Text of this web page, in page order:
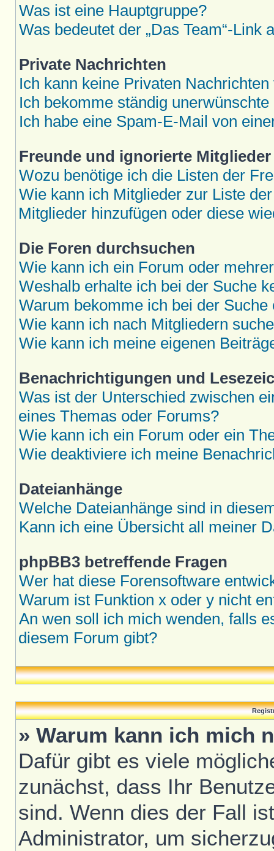
Was ist eine Hauptgruppe?
Was bedeutet der „Das Team“-Link
Private Nachrichten
Ich kann keine Privaten
Ich bekomme ständig
Ich habe eine Spam-E-Mail von
Freunde und ignorierte Mitglieder
Wozu benötige ich die Listen der
Wie kann ich Mitglieder zur Liste
Mitglieder hinzufügen oder diese
Die Foren durchsuchen
Wie kann ich ein Forum oder
Weshalb erhalte ich bei der Suche
Warum bekomme ich bei der Suche
Wie kann ich nach Mitgliedern
Wie kann ich meine eigenen
Benachrichtigungen und
Was ist der Unterschied zwischen
eines Themas oder Forums?
Wie kann ich ein Forum oder ein
Wie deaktiviere ich meine
Dateianhänge
Welche Dateianhänge sind in
Kann ich eine Übersicht all meiner
phpBB3 betreffende Fragen
Wer hat diese Forensoftware
Warum ist Funktion x oder y nicht
An wen soll ich mich wenden, falls
diesem Forum gibt?
» Warum kann ich mich
Dafür gibt es viele
zunächst, dass Ihr
sind. Wenn dies der Fall
Administrator, um